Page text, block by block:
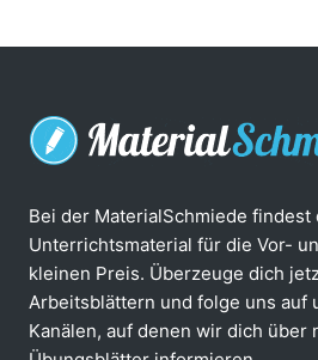
Bei der MaterialSchmiede
Unterrichtsmaterial für die Vor-
kleinen Preis. Überzeuge dich
Arbeitsblättern und folge uns auf
Kanälen, auf denen wir dich über